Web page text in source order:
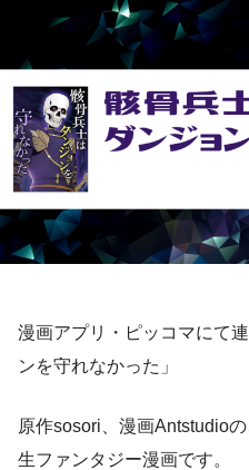
漫画アプリ・ピッコマにて
ンを守れなかった」
原作sosori、漫画Antstudio
生ファンタジー漫画です。